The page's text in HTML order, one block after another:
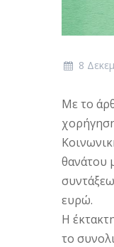
8
Με το
θανάτου
ευρώ.
Η
το